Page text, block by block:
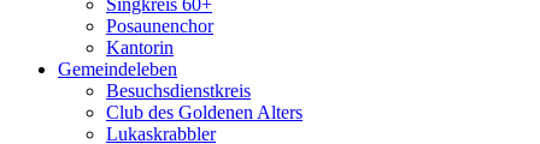
Posaunenchor
Kantorin
Gemeindeleben
Besuchsdienstkreis
Club des Goldenen Alters
Lukaskrabbler